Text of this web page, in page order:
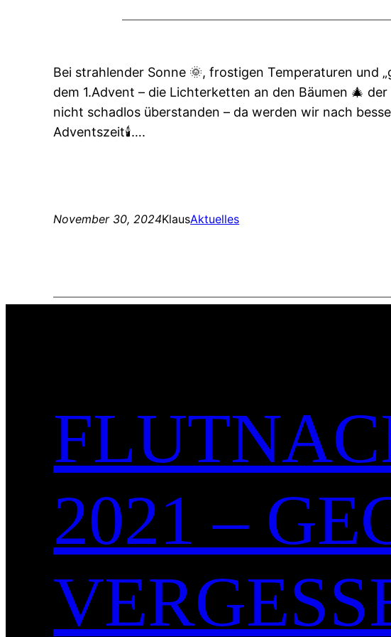
Bei strahlender Sonne 🌞, frostigen Temperaturen und
dem 1.Advent – die Lichterketten an den Bäumen 🎄
nicht schadlos überstanden – da werden wir nach
Adventszeit🕯️….
November 30, 2024KlausAktuelles
2021 –